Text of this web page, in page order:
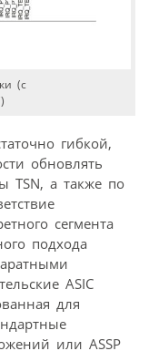
(с
гибкой,
обновлять
TSN, а также по
сегмента
подхода
ASIC
для
или ASSP